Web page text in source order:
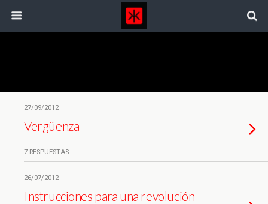
27/09/2012
Vergüenza
7 RESPUESTAS
26/07/2012
Instrucciones para una revolución